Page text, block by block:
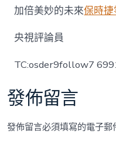
加倍美妙的未來保時
央視評論員
TC:osder9follow7
發佈留言
發佈留言必須填寫的電子郵